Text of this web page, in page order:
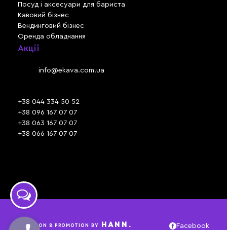
Посуд і аксесуари для бариста
Кавовий бізнес
Вендинговий бізнес
Оренда обладнання
Акції
info@ekava.com.ua
+38 044 334 50 52
+38 096 167 07 07
+38 063 167 07 07
+38 066 167 07 07
CREATION & PROMOTION BY HANN. Facebook